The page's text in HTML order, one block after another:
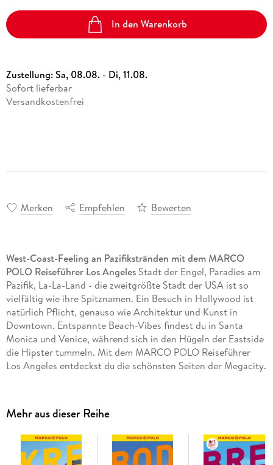
In den Warenkorb
Zustellung:Sa, 08.08. - Di, 11.08.
Sofort lieferbar
Versandkostenfrei
Merken Empfehlen Bewerten
West-Coast-Feeling an Pazifikstränden mit dem MARCO
POLO Reiseführer Los Angeles Stadt der Engel, Paradies am
Pazifik, La-La-Land - die zweitgrößte Stadt der USA ist so
vielfältig wie ihre Spitznamen. Ein Besuch in Hollywood ist
natürlich Pflicht, genauso wie Architektur und Kunst in
Downtown. Entspannte Beach-Vibes findest du in Santa
Monica und Venice, während sich in den Hügeln der Eastside
die Hipster tummeln. Mit dem MARCO POLO Reiseführer
Los Angeles entdeckst du die schönsten Seiten der Megacity.
die MARCO POLOBucketlist
Urlaubserlebnisse
DerUrlaubsplaner
für den passenden Einstieg und
Mehr aus dieser Reihe